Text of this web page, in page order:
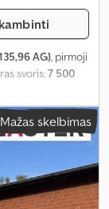
AG), pirmoji
svoris:7 500
, bendras
,
Mažas skelbimas